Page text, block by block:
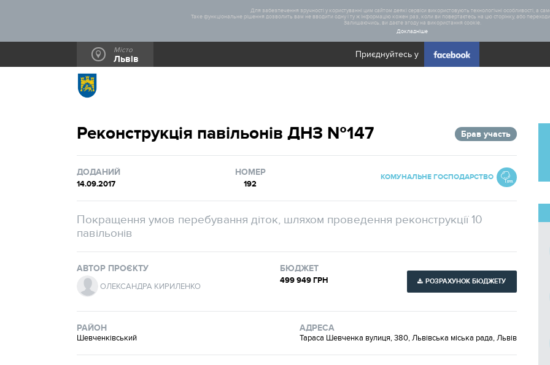
Для забезпечення зручності у користуванні цим сайтом деякі сервіси використовують технологічні особливості, а
Таке функціональне рішення дозволить вам не вводити одну і ту ж інформацію кожен раз, коли ви повертаєтесь на цю сторінку, або
Залишаючись, ви даєте згоду на використання cookie.
Докладніше
Місто
Львів Приєднуйтесь у
Реконструкція павільонів ДНЗ №147 Брав участь
ДОДАНИЙ
14.09.2017
НОМЕР
192
КОМУНАЛЬНЕ ГОСПОДАРСТВО
Покращення умов перебування діток, шляхом проведення реконструкції 10
павільонів
АВТОР ПРОЄКТУ
ОЛЕКСАНДРА КИРИЛЕНКО
БЮДЖЕТ
499 949 ГРН РОЗРАХУНОК БЮДЖЕТУ
РАЙОН
Шевченківський
АДРЕСА
Тараса Шевченка вулиця, 380, Львівська міська рада, Львів